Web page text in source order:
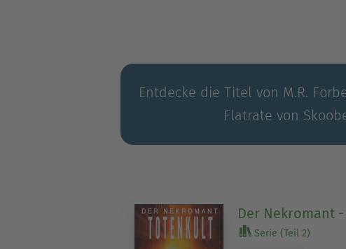
Entdecke die Titel von M.R.
Flatrate von
Der Nekromant
Serie (Teil 2)